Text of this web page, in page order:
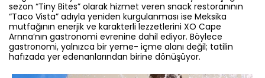
sezon “Tiny Bites” olarak hizmet veren snack restoranının
“Taco Vista” adıyla yeniden kurgulanması ise Meksika
mutfağının enerjik ve karakterli lezzetlerini XO Cape
Arnna’nın gastronomi evrenine dahil ediyor. Böylece
gastronomi, yalnızca bir yeme- içme alanı değil; tatilin
hafızada yer edenanlarından birine dönüşüyor.